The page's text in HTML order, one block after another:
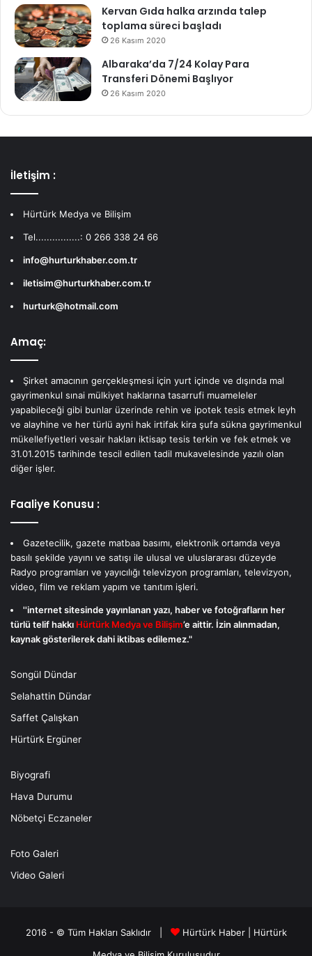
Kervan Gıda halka arzında talep
toplama süreci başladı
26 Kasım 2020
Albaraka’da 7/24 Kolay Para
Transferi Dönemi Başlıyor
26 Kasım 2020
İletişim :
Hürtürk Medya ve Bilişim
Tel................: 0 266 338 24 66
info@hurturkhaber.com.tr
iletisim@hurturkhaber.com.tr
hurturk@hotmail.com
Amaç:
Şirket amacının gerçekleşmesi için yurt içinde ve dışında mal
gayrimenkul sınai mülkiyet haklarına tasarrufi muameleler
yapabileceği gibi bunlar üzerinde rehin ve ipotek tesis etmek leyh
ve alayhine ve her türlü ayni hak irtifak kira şufa sükna gayrimenkul
mükellefiyetleri vesair hakları iktisap tesis terkin ve fek etmek ve
31.01.2015 tarihinde tescil edilen tadil mukavelesinde yazılı olan
diğer işler.
Faaliye Konusu :
Gazetecilik, gazete matbaa basımı, elektronik ortamda veya
basılı şekilde yayını ve satışı ile ulusal ve uluslararası düzeyde
Radyo programları ve yayıcılığı televizyon programları, televizyon,
video, film ve reklam yapım ve tanıtım işleri.
''internet sitesinde yayınlanan yazı, haber ve fotoğrafların her
türlü telif hakkı Hürtürk Medya ve Bilişim’e aittir. İzin alınmadan,
kaynak gösterilerek dahi iktibas edilemez."
Songül Dündar
Selahattin Dündar
Saffet Çalışkan
Hürtürk Ergüner
Biyografi
Hava Durumu
Nöbetçi Eczaneler
Foto Galeri
Video Galeri
2016 - © Tüm Hakları Saklıdır | Hürtürk Haber
Hürtürk